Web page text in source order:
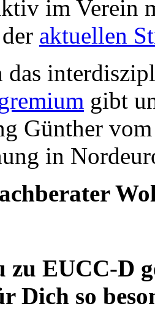
im Verein
aktuellen
das
gibt
Günther
in
zu EUCC-D
Dich so